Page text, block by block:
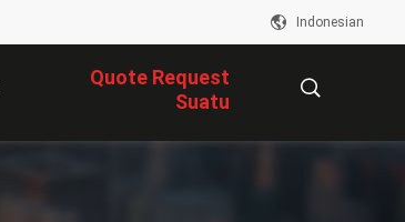
Indonesian
Quote Request
Suatu